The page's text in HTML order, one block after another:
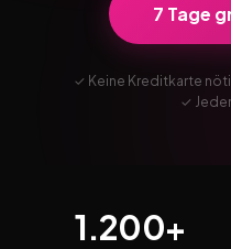
7 Tage
✓ Keine Kreditkarte
✓
1.200+